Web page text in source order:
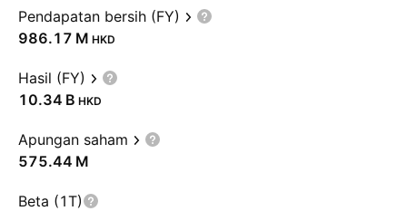
Pendapatan bersih (FY)
‪986.17 M‬ HKD
Hasil (FY)
‪10.34 B‬ HKD
Apungan saham
‪575.44 M‬
Beta (1T)